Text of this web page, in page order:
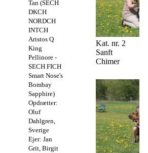
Tan (SECH
DKCH
NORDCH
INTCH
Aristos Q
King
Pellinore -
SECH FICH
Smart Nose's
Bombay
Sapphire)
Opdrætter:
Oluf
Dahlgren,
Sverige
Ejer: Jan
Grit, Birgit
Kat. nr. 2
Sanft
Chimer